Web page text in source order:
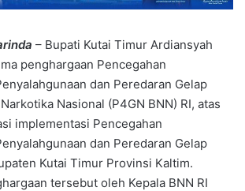
– Bupati Kutai Timur Ardiansyah
penghargaan Pencegahan
dan Peredaran Gelap
Nasional (P4GN BNN) RI, atas
implementasi Pencegahan
dan Peredaran Gelap
Kutai Timur Provinsi Kaltim.
tersebut oleh Kepala BNN RI